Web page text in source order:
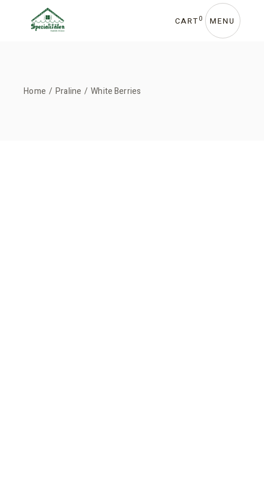
CART 0 MENU
Home Praline White Berries